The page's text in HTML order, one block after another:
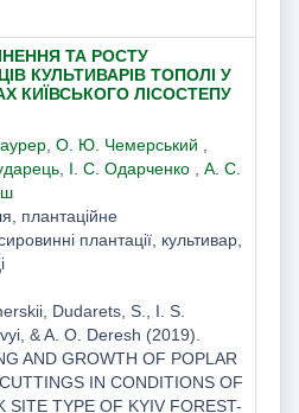
ТА РОСТУ
КУЛЬТИВАРІВ ТОПОЛІ У
КИЇВСЬКОГО ЛІСОСТЕПУ
, О. Ю. Чемерський
, І. С. Одарченко
А. С.
плантаційне
плантації, культивар,
Dudarets, S., I. S.
& A. O. Deresh (2019).
AND GROWTH OF POPLAR
IN CONDITIONS OF
SITE TYPE OF KYIV FOREST-